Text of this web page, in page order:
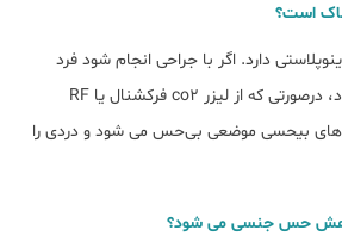
است؟
دارد. اگر با جراحی انجام شود فرد
بیهوش یا بی‌حس می شود، درصورتی که از لیزر co2 فرکشنال یا RF
بیحسی موضعی بی‌حس می شود و دردی را
کاهش حس جنسی می شود؟